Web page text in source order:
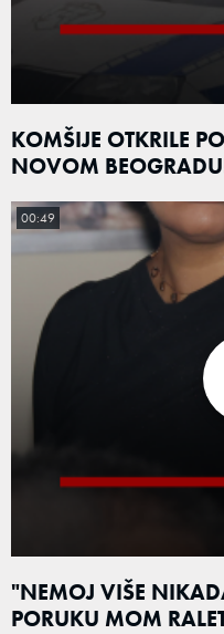
KOMŠIJE OTKRILE
NOVOM
"NEMOJ VIŠE
PORUKU MOM
00:49